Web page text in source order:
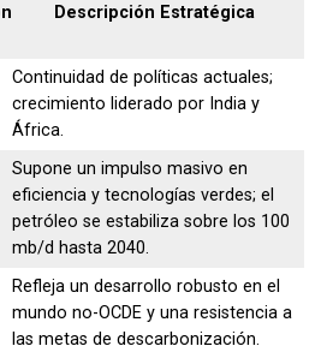
Descripción Estratégica
Continuidad de políticas actuales;
crecimiento liderado por India y
África.
Supone un impulso masivo en
eficiencia y tecnologías verdes; el
petróleo se estabiliza sobre los 100
mb/d hasta 2040.
Refleja un desarrollo robusto en el
mundo no-OCDE y una resistencia a
las metas de descarbonización.